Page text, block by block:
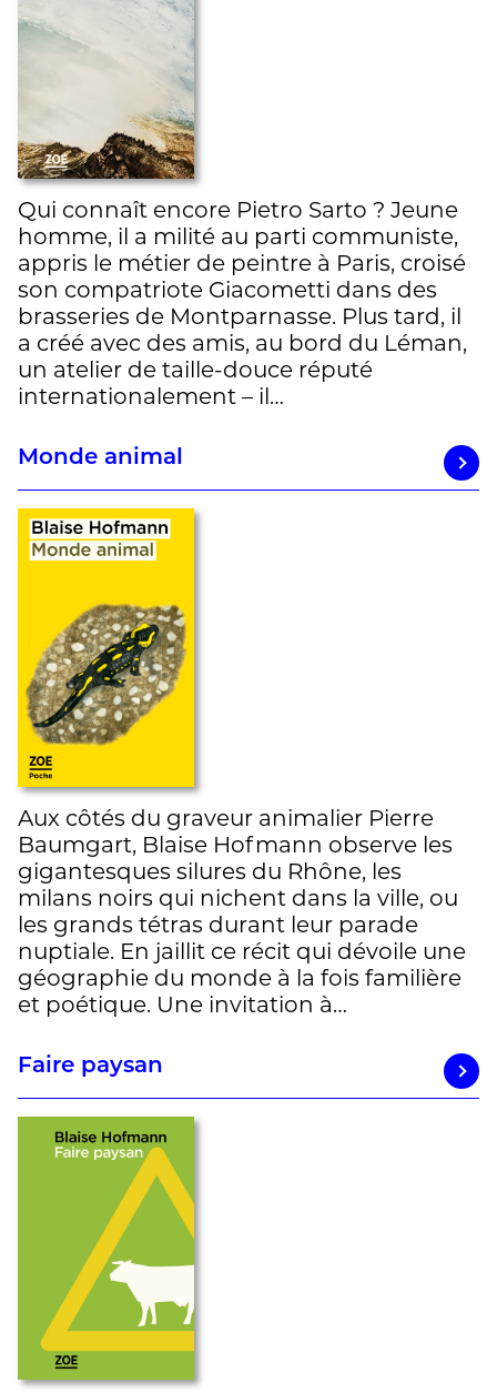
Qui connaît encore Pietro Sarto ? Jeune
homme, il a milité au parti communiste,
appris le métier de peintre à Paris, croisé
son compatriote Giacometti dans des
brasseries de Montparnasse. Plus tard, il
a créé avec des amis, au bord du Léman,
un atelier de taille-douce réputé
internationalement – il…
Monde animal
Aux côtés du graveur animalier Pierre
Baumgart, Blaise Hofmann observe les
gigantesques silures du Rhône, les
milans noirs qui nichent dans la ville, ou
les grands tétras durant leur parade
nuptiale. En jaillit ce récit qui dévoile une
géographie du monde à la fois familière
et poétique. Une invitation à…
Faire paysan